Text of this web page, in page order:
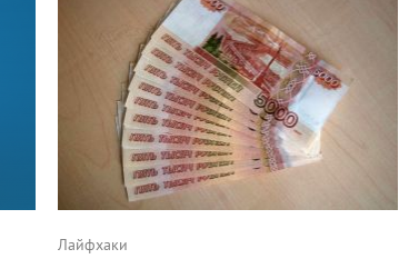
Лайфхаки